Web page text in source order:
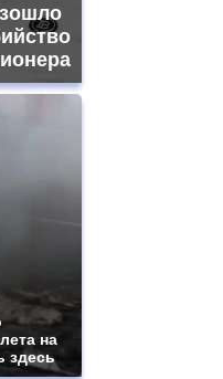
на
здесь